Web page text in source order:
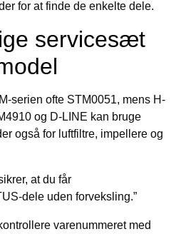
for at finde de enkelte dele.
servicesæt
serien ofte STM0051, mens H-
og D-LINE kan bruge
også for luftfiltre, impellere og
at du får
dele uden forveksling.”
varenummeret med